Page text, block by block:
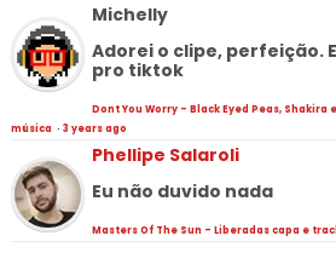
Michelly
Adorei o clipe, perfeição.
pro tiktok
Dont You Worry - Black Eyed Peas, Shakira
música · 3 years ago
Phellipe Salaroli
Eu não duvido nada
Masters Of The Sun - Liberadas capa e